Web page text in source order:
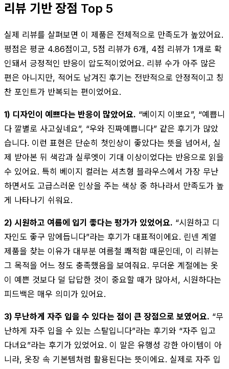
리뷰 기반 장점 Top 5
실제 리뷰를 살펴보면 이 제품은 전체적으로 만족도가 높았어요.
평점은 평균 4.86점이고, 5점 리뷰가 6개, 4점 리뷰가 1개로 확
인돼서 긍정적인 반응이 압도적이었어요. 리뷰 수가 아주 많은
편은 아니지만, 적어도 남겨진 후기는 전반적으로 안정적이고 칭
찬 포인트가 반복되는 편이었어요.
1) 디자인이 예쁘다는 반응이 많았어요. “베이지 이뽀요”, “예쁩니
다 깔별로 사고싶네요”, “우와 진짜예쁩니다” 같은 후기가 많았
습니다. 이런 표현은 단순히 첫인상이 좋았다는 뜻을 넘어서, 실
제 받아본 뒤 색감과 실루엣이 기대 이상이었다는 반응으로 읽을
수 있어요. 특히 베이지 컬러는 셔츠형 블라우스에서 가장 무난
하면서도 고급스러운 인상을 주는 색상 중 하나라서 만족도가 높
게 나타나기 쉬워요.
2) 시원하고 여름에 입기 좋다는 평가가 있었어요. “시원하고 디
자인도 좋구 맘에듭니다”라는 후기가 대표적이에요. 린넨 계열
제품을 찾는 이유가 대부분 여름철 쾌적함 때문인데, 이 리뷰는
그 목적을 어느 정도 충족했음을 보여줘요. 무더운 계절에는 옷
이 예쁜 것보다 덜 답답한 것이 중요할 때가 많아서, 시원하다는
피드백은 매우 의미가 있어요.
3) 무난하게 자주 입을 수 있다는 점이 큰 장점으로 보였어요. “무
난하게 자주 입을 수 있는 스탈입니다”라는 후기와 “자주 입고
다녀요”라는 후기가 있었어요. 이 말은 유행성 강한 아이템이 아
니라, 옷장 속 기본템처럼 활용된다는 뜻이에요. 실제로 자주 입